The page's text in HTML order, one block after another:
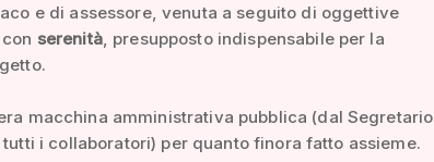
e di assessore, venuta a seguito di oggettive
serenità, presupposto indispensabile per la
macchina amministrativa pubblica (dal Segretario
i collaboratori) per quanto finora fatto assieme.